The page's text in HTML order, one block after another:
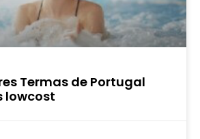
Termas de Portugal
lowcost